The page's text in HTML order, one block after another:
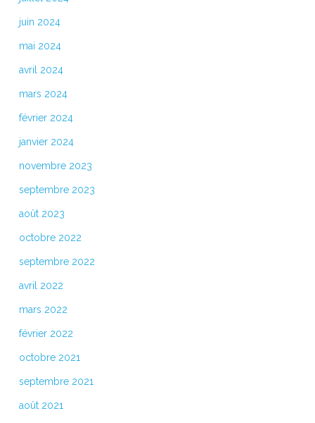
juin 2024
mai 2024
avril 2024
mars 2024
février 2024
janvier 2024
novembre 2023
septembre 2023
août 2023
octobre 2022
septembre 2022
avril 2022
mars 2022
février 2022
octobre 2021
septembre 2021
août 2021